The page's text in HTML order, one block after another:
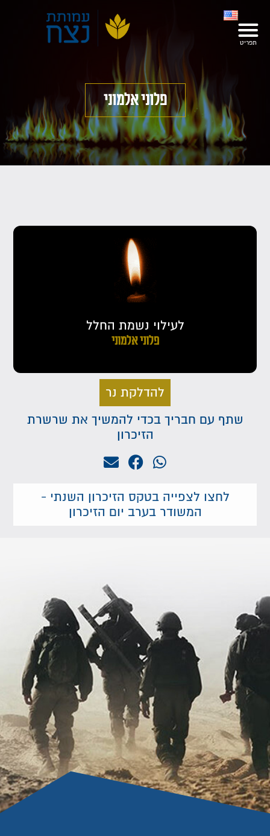
פלוני אלמוני
לעילוי נשמת החלל
פלוני אלמוני
להדלקת נר
שתף עם חבריך בכדי להמשיך את שרשרת
הזיכרון
לחצו לצפייה בטקס הזיכרון השנתי -
המשודר בערב יום הזיכרון